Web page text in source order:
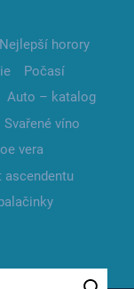
Nejlepší horory
Počasí
Auto – katalog
Svařené víno
vera
ascendentu